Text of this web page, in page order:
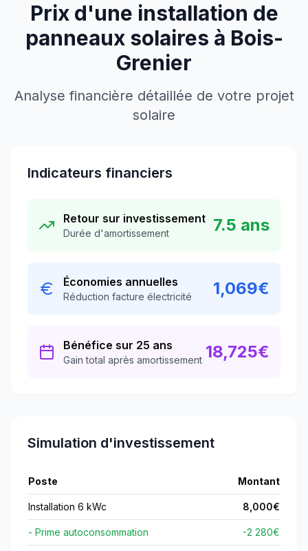
Prix d'une installation de
panneaux solaires à Bois-
Grenier
Analyse financière détaillée de votre projet
solaire
Indicateurs financiers
Retour sur investissement
Durée d'amortissement 7.5 ans
Économies annuelles
Réduction facture électricité 1,069€
Bénéfice sur 25 ans
Gain total après amortissement 18,725€
Simulation d'investissement
Poste Montant
Installation 6 kWc 8,000€
- Prime autoconsommation -2 280€